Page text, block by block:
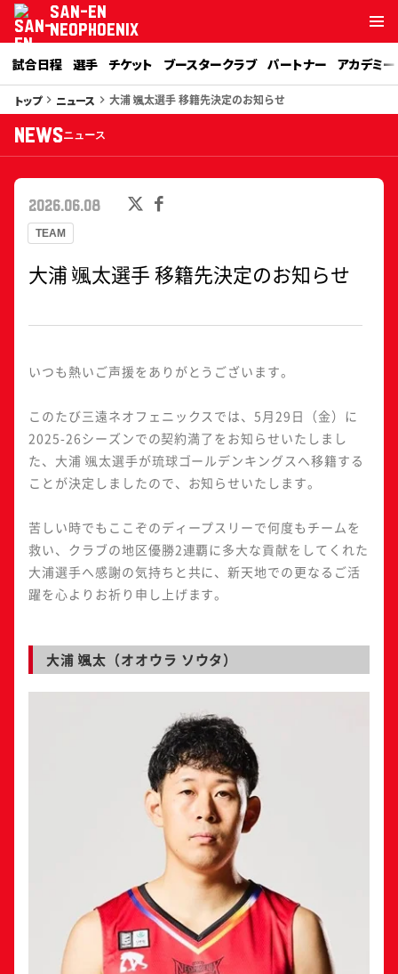
SAN-EN
NEOPHOENIX
試合日程 選手 チケット ブースタークラブ パートナー アカデミー
トップkeyboard_arrow_right ニュース keyboard_arrow_right 大浦 颯太選手 移籍先決定のお知らせ
NEWSニュース
TEAM
2026.06.08
大浦 颯太選手 移籍先決定のお知らせ
いつも熱いご声援をありがとうございます。
このたび三遠ネオフェニックスでは、5月29日（金）に
2025-26シーズンでの契約満了をお知らせいたしまし
た、大浦 颯太選手が琉球ゴールデンキングスへ移籍する
ことが決定しましたので、お知らせいたします。
苦しい時でもここぞのディープスリーで何度もチームを
救い、クラブの地区優勝2連覇に多大な貢献をしてくれた
大浦選手へ感謝の気持ちと共に、新天地での更なるご活
躍を心よりお祈り申し上げます。
大浦 颯太（オオウラ ソウタ）